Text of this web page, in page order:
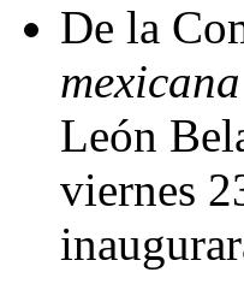
De la
León
viernes